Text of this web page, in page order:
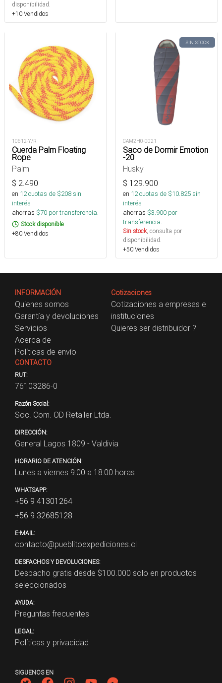
disponibilidad.
+10 Vendidos
10612-Y/R
Cuerda Palm Floating
Rope
Palm
$ 2.490
en 12cuotas de $208sin
interés
ahorras $70 por transferencia.
Stock disponible
+80 Vendidos
SIN STOCK
CAM2H0-0021
Saco de Dormir Emotion
-20
Husky
$ 129.900
en 12cuotas de $10.825sin
interés
ahorras $3.900 por
transferencia.
Sin stock, consulta por
disponibilidad.
+50 Vendidos
INFORMACIÓN
Quienes somos
Garantía y devoluciones
Servicios
Acerca de
Políticas de envío
Cotizaciones
Cotizaciones a empresas e
instituciones
Quieres ser distribuidor ?
CONTACTO
RUT:
76103286-0
Razón Social:
Soc. Com. OD Retailer Ltda.
DIRECCIÓN:
General Lagos 1809 - Valdivia
HORARIO DE ATENCIÓN:
Lunes a viernes 9:00 a 18:00 horas
WHATSAPP:
+56 9 41301264
+56 9 32685128
E-MAIL:
contacto@pueblitoexpediciones.cl
DESPACHOS Y DEVOLUCIONES:
Despacho gratis desde $100.000 solo en productos
seleccionados
AYUDA:
Preguntas frecuentes
LEGAL:
Políticas y privacidad
SIGUENOS EN